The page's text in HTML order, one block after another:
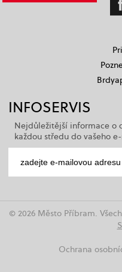
INFOSERVIS
Nejdůležitější informace o
každou středu do vašeho
© 2026 Město Příbram.
Ochrana